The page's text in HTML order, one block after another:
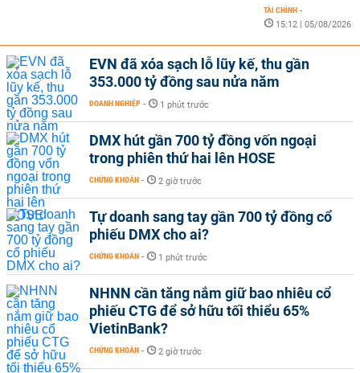
TÀI CHÍNH -
15:12 | 05/08/2026
EVN đã xóa sạch lỗ lũy kế, thu gần
353.000 tỷ đồng sau nửa năm
DOANH NGHIỆP - 1 phút trước
DMX hút gần 700 tỷ đồng vốn ngoại
trong phiên thứ hai lên HOSE
CHỨNG KHOÁN - 2 giờ trước
Tự doanh sang tay gần 700 tỷ đồng cổ
phiếu DMX cho ai?
CHỨNG KHOÁN - 1 phút trước
NHNN cần tăng nắm giữ bao nhiêu cổ
phiếu CTG để sở hữu tối thiểu 65%
VietinBank?
CHỨNG KHOÁN - 2 giờ trước